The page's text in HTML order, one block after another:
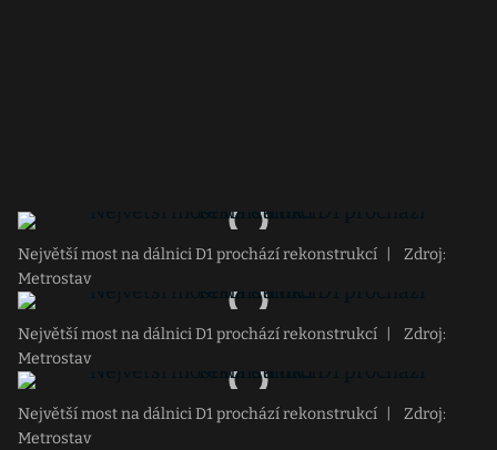
Největší most na dálnici D1 prochází rekonstrukcí
Zdroj:
Metrostav
Největší most na dálnici D1 prochází rekonstrukcí
Zdroj:
Metrostav
Největší most na dálnici D1 prochází rekonstrukcí
Zdroj:
Metrostav